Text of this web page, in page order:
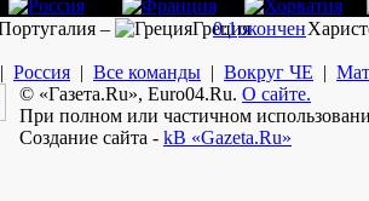
– Греция
0:1окончен
| Россия | Все команды | Вокруг ЧЕ |
© «Газета.Ru», Euro04.Ru. О сайте.
При полном или частичном
Создание сайта - kB «Gazeta.Ru»